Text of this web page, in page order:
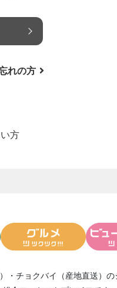
れの方
方
・ チョクバイ（産地直送） の